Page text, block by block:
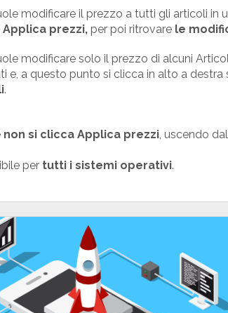
modificare il prezzo a tutti gli articoli in
Applica prezzi, per poi ritrovare le
modificare solo il prezzo di alcuni
e, a questo punto si clicca in alto a destra
.
non si clicca Applica prezzi , uscendo
per tutti i sistemi operativi.